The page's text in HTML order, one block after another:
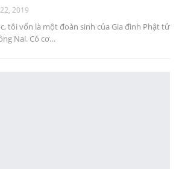
2019
tôi vốn là một đoàn sinh của Gia đình Phật tử
Nai. Có cơ…